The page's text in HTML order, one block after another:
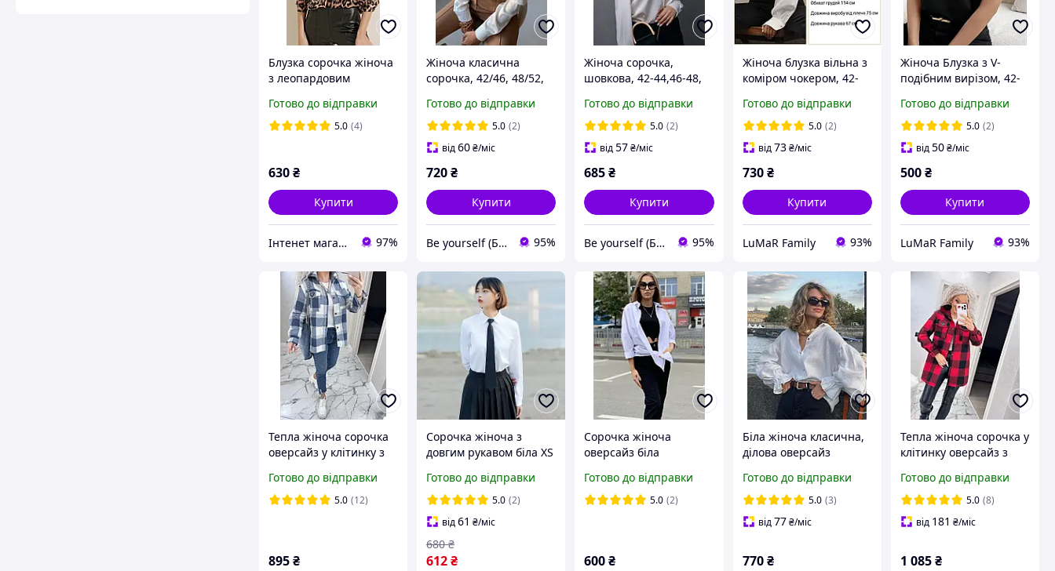
Блузка сорочка жіноча
з леопардовим
Готово до відправки
5.0 (4)
630₴
Купити
Інтенет магазин "Actualnoe" 97%
Жіноча класична
сорочка, 42/46, 48/52,
Готово до відправки
5.0 (2)
від60₴/міс
720₴
Купити
Be yourself (Будь собою) 95%
Жіноча сорочка,
шовкова, 42-44,46-48,
смарагд, білий,
італійський шовк.
Готово до відправки
5.0 (2)
від57₴/міс
685₴
Купити
Be yourself (Будь собою) 95%
Жіноча блузка вільна з
коміром чокером, 42-
шовк Армані.
Готово до відправки
5.0 (2)
від73 ₴/міс
730 ₴
Купити
LuMaR Family 93%
Жіноча Блузка з V-
подібним вирізом, 42-
білий, бургунді,
шоколад, шовк Армані.
Готово до відправки
5.0 (2)
від50₴/міс
500₴
Купити
LuMaR Family 93%
Тепла жіноча сорочка
оверсайз у клітинку з
42 до 52
Готово до відправки
5.0 (12)
895₴
Сорочка жіноча з
довгим рукавом біла XS
Готово до відправки
5.0 (2)
від61 ₴/міс
612₴
680 ₴
Сорочка жіноча
оверсайз біла
Готово до відправки
5.0 (2)
600₴
Біла жіноча класична,
ділова оверсайз
Однотонна сорочка з
льону з клешеними
рукавами
Готово до відправки
5.0 (3)
від77 ₴/міс
770 ₴
Тепла жіноча сорочка у
клітинку оверсайз з
кнопках з нашивкою
розміри від 42 до 58
Готово до відправки
5.0 (8)
від 181 ₴/міс
1 085₴